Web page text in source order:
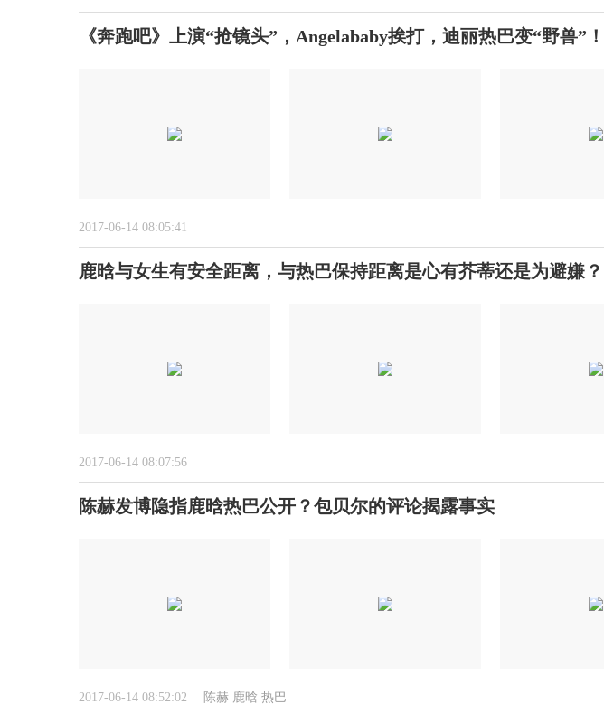
《奔跑吧》上演“抢镜头”，Angelababy挨打，迪丽热巴变“野兽”！
2017-06-14 08:05:41
鹿晗与女生有安全距离，与热巴保持距离是心有芥蒂还是为避嫌？
2017-06-14 08:07:56
陈赫发博隐指鹿晗热巴公开？包贝尔的评论揭露事实
2017-06-14 08:52:02 陈赫 鹿晗 热巴